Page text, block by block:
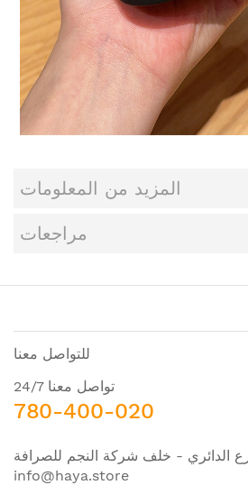
المزيد من المعلومات
مراجعات
للتواصل معنا
تواصل معنا 24/7
780-400-020
الدائري - خلف شركة النجم للصرافة
info@haya.store